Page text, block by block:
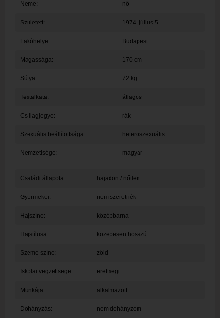
Neme: nő
Született: 1974. július 5.
Lakóhelye: Budapest
Magassága: 170 cm
Súlya: 72 kg
Testalkata: átlagos
Csillagjegye: rák
Szexuális beállítottsága: heteroszexuális
Nemzetisége: magyar
Családi állapota: hajadon / nőtlen
Gyermekei: nem szeretnék
Hajszíne: középbarna
Hajstílusa: közepesen hosszú
Szeme színe: zöld
Iskolai végzettsége: érettségi
Munkája: alkalmazott
Dohányzás: nem dohányzom